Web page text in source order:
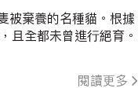
閱讀更多
被棄養的名種貓。根據
且全都未曾進行絕育。